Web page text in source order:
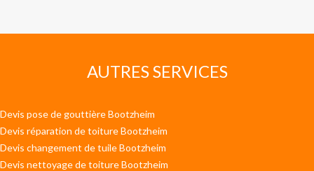
AUTRES SERVICES
Devis pose de gouttière Bootzheim
Devis réparation de toiture Bootzheim
Devis changement de tuile Bootzheim
Devis nettoyage de toiture Bootzheim